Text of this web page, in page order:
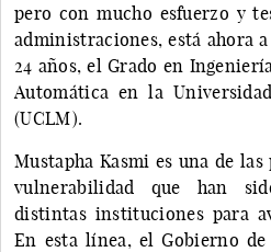
pero con mucho esfuerzo y
administraciones, está ahora
24 años, el Grado en
Automática en la
(UCLM).
Mustapha Kasmi es una de
vulnerabilidad que han
distintas instituciones para
En esta línea, el Gobierno